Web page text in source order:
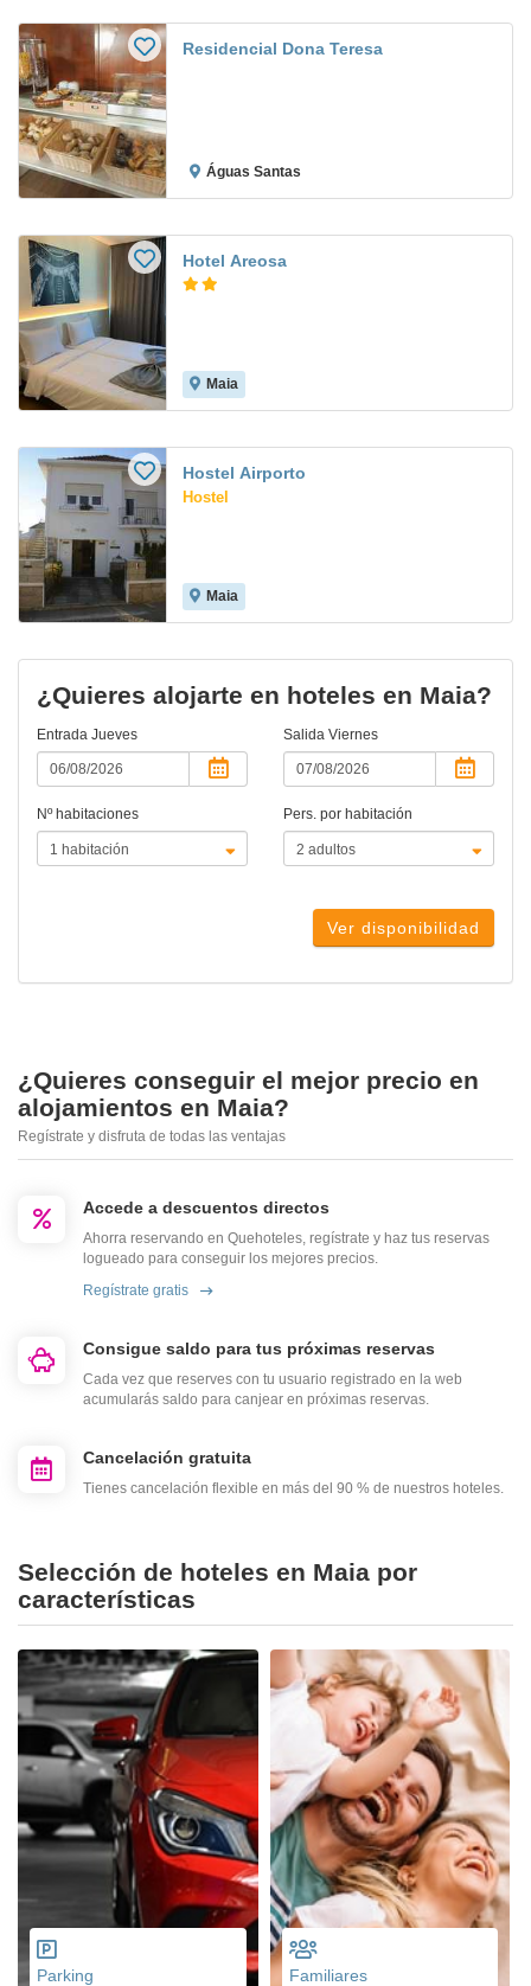
Residencial Dona Teresa
Águas Santas
Hotel Areosa
Maia
Hostel Airporto
Hostel
Maia
¿Quieres alojarte en hoteles en Maia?
Entrada Jueves Salida Viernes
Nº habitaciones Pers. por habitación
Ver disponibilidad
¿Quieres conseguir el mejor precio en
alojamientos en Maia?
Regístrate y disfruta de todas las ventajas
Accede a descuentos directos
Ahorra reservando en Quehoteles, regístrate y haz tus reservas
logueado para conseguir los mejores precios.
Regístrate gratis
Consigue saldo para tus próximas reservas
Cada vez que reserves con tu usuario registrado en la web
acumularás saldo para canjear en próximas reservas.
Cancelación gratuita
Tienes cancelación flexible en más del 90 % de nuestros hoteles.
Selección de hoteles en Maia por
características
Parking Familiares